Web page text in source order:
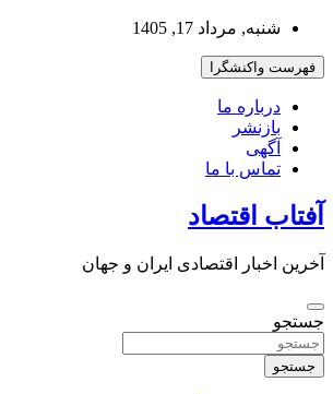
بروید
شنبه, مرداد 17, 1405
فهرست واکنشگرا
درباره ما
بازنشر
آگهی
تماس با ما
آفتاب اقتصاد
آخرین اخبار اقتصادی ایران و جهان
جستجو
جستجو